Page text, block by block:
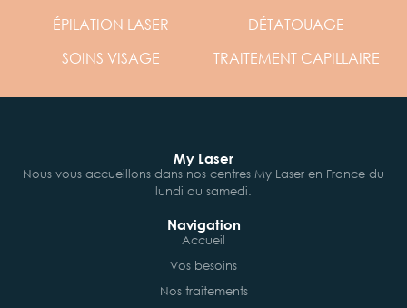
ÉPILATION LASER
DÉTATOUAGE
SOINS VISAGE TRAITEMENT CAPILLAIRE
My Laser
Nous vous accueillons dans nos centres My Laser en France du
lundi au samedi.
Navigation
Accueil
Vos besoins
Nos traitements